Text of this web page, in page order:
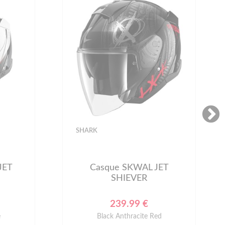
SHARK
Casque SKWAL JET
SHIEVER
239.99 €
Black Anthracite Red